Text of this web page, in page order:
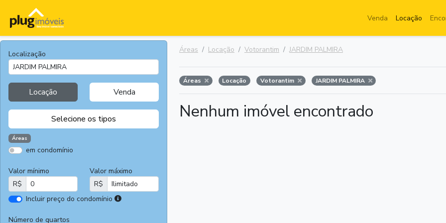
Venda Locação
Localização
Locação Venda
Selecione os tipos
Casas
Casas
Comerciais
Salas
Chácaras e
Áreas
em condomínio
Valor mínimo
R$
Valor máximo
R$
Incluir preço do condomínio
I
Número de quartos
Áreas Locação Votorantim JARDIM PALMIRA
Áreas Locação Votorantim JARDIM PALMIRA
Nenhum imóvel encontrado